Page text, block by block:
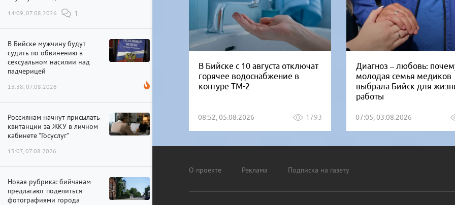
14:09, 07.08.2026 1
В Бийске мужчину будут
судить по обвинению в
сексуальном насилии над
падчерицей
13:38, 07.08.2026
Россиянам начнут присылать
квитанции за ЖКУ в личном
кабинете "Госуслуг"
13:07, 07.08.2026
Новая рубрика: бийчанам
предлагают поделиться
фотографиями города
В Бийске с 10 августа отключат
горячее водоснабжение в
контуре ТМ-2
08:52, 05.08.2026 1793
Диагноз – любовь:
молодая семья медиков
выбрала Бийск для
работы
07:05, 03.08.2026
О проекте Реклама Подписка на газету